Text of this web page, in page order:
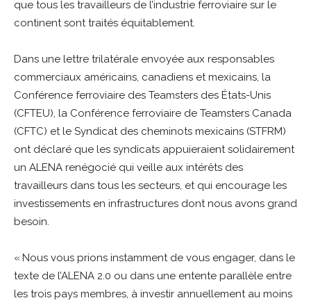
que tous les travailleurs de l’industrie ferroviaire sur le
continent sont traités équitablement.
Dans une lettre trilatérale envoyée aux responsables
commerciaux américains, canadiens et mexicains, la
Conférence ferroviaire des Teamsters des États-Unis
(CFTEU), la Conférence ferroviaire de Teamsters Canada
(CFTC) et le Syndicat des cheminots mexicains (STFRM)
ont déclaré que les syndicats appuieraient solidairement
un ALENA renégocié qui veille aux intérêts des
travailleurs dans tous les secteurs, et qui encourage les
investissements en infrastructures dont nous avons grand
besoin.
« Nous vous prions instamment de vous engager, dans le
texte de l’ALENA 2.0 ou dans une entente parallèle entre
les trois pays membres, à investir annuellement au moins